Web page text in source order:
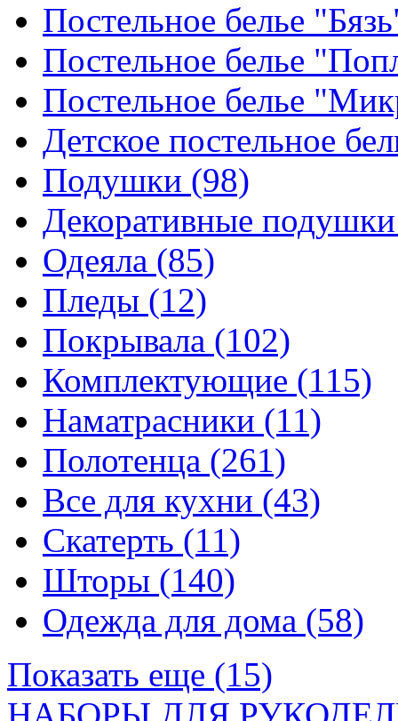
Постельное белье
Постельное белье
Постельное белье
Детское постельное
Подушки (98)
Декоративные
Одеяла (85)
Пледы (12)
Покрывала (102)
Комплектующие (115)
Наматрасники (11)
Полотенца (261)
Все для кухни (43)
Скатерть (11)
Шторы (140)
Одежда для дома (58)
Показать еще (15)